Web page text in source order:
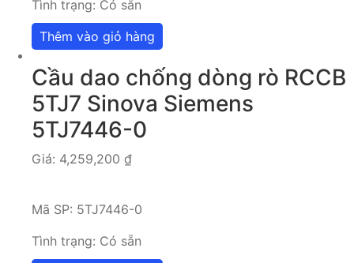
Tình trạng: Có sẵn
Thêm vào giỏ hàng
Cầu dao chống dòng rò RCCB
5TJ7 Sinova Siemens
5TJ7446-0
Giá: 4,259,200 ₫
Mã SP: 5TJ7446-0
Tình trạng: Có sẵn